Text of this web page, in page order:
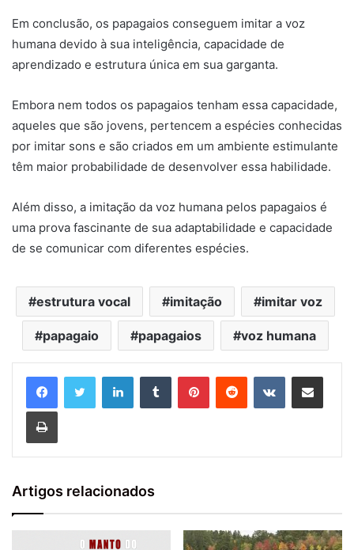
Em conclusão, os papagaios conseguem imitar a voz
humana devido à sua inteligência, capacidade de
aprendizado e estrutura única em sua garganta.
Embora nem todos os papagaios tenham essa capacidade,
aqueles que são jovens, pertencem a espécies conhecidas
por imitar sons e são criados em um ambiente estimulante
têm maior probabilidade de desenvolver essa habilidade.
Além disso, a imitação da voz humana pelos papagaios é
uma prova fascinante de sua adaptabilidade e capacidade
de se comunicar com diferentes espécies.
estrutura vocal imitação imitar voz
papagaio papagaios voz humana
Artigos relacionados